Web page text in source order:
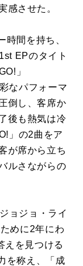
感させた。
時間を持ち、
EPのタイト
」
なパフォーマ
倒し、客席か
後も熱気は冷
」の2曲をア
が席から立ち
ルさながらの
ョジョ・ライ
めに2年にわ
えを見つける
を称え、「成